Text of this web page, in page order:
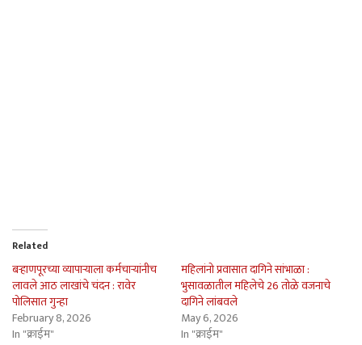
Related
बर्‍हाणपूरच्या व्यापार्‍याला कर्मचार्‍यांनीच
लावले आठ लाखांचे चंदन : रावेर
पोलिसात गुन्हा
February 8, 2026
In "क्राईम"
महिलांनो प्रवासात दागिने सांभाळा :
भुसावळातील महिलेचे 26 तोळे वजनाचे
दागिने लांबवले
May 6, 2026
In "क्राईम"